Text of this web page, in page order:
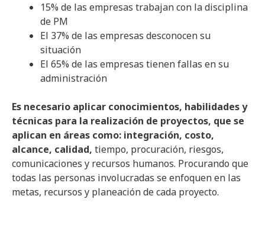
15% de las empresas trabajan con la disciplina
de PM
El 37% de las empresas desconocen su
situación
El 65% de las empresas tienen fallas en su
administración
Es necesario aplicar conocimientos, habilidades y
técnicas para la realización de proyectos, que se
aplican en áreas como: integración, costo,
alcance, calidad, tiempo, procuración, riesgos,
comunicaciones y recursos humanos. Procurando que
todas las personas involucradas se enfoquen en las
metas, recursos y planeación de cada proyecto.